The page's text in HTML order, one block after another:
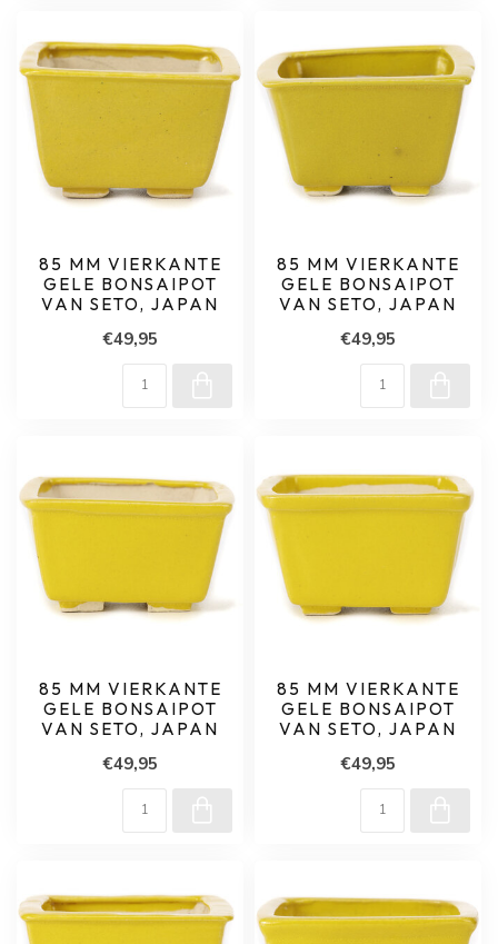
85 MM VIERKANTE
GELE BONSAIPOT
VAN SETO, JAPAN
€49,95
85 MM VIERKANTE
GELE BONSAIPOT
VAN SETO, JAPAN
€49,95
85 MM VIERKANTE
GELE BONSAIPOT
VAN SETO, JAPAN
€49,95
85 MM VIERKANTE
GELE BONSAIPOT
VAN SETO, JAPAN
€49,95